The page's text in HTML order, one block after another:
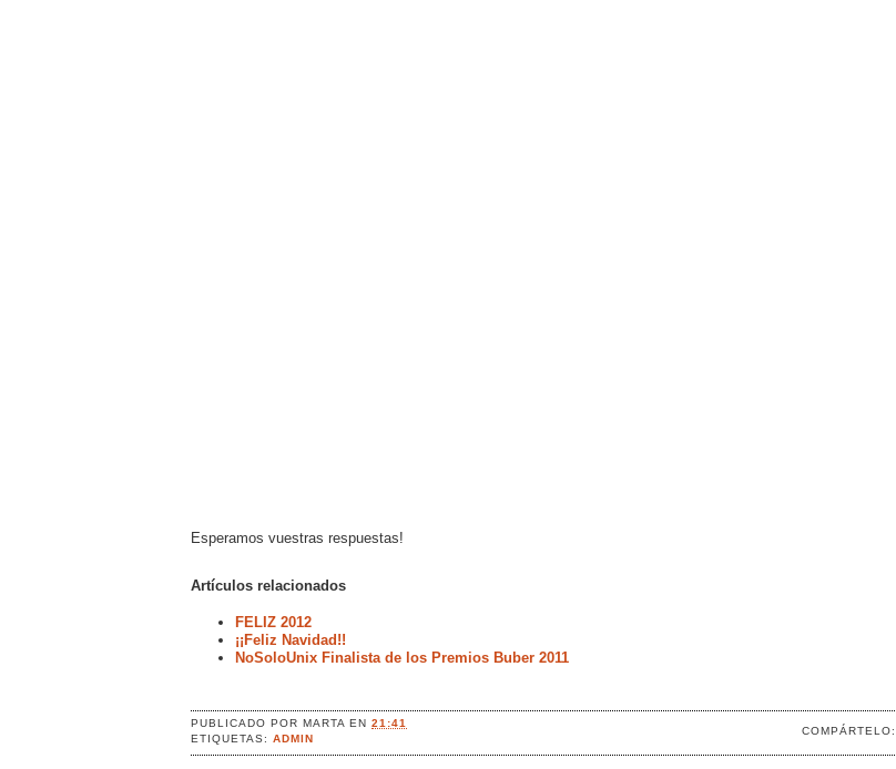
Esperamos vuestras respuestas!
Artículos relacionados
FELIZ 2012
¡¡Feliz Navidad!!
NoSoloUnix Finalista de los Premios Buber 2011
PUBLICADO PORMARTAEN21:41
COMPÁRTELO:
ETIQUETAS:ADMIN